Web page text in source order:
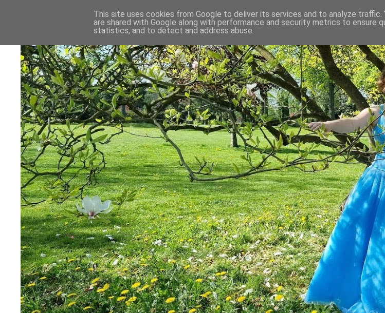
This site uses cookies from Google to deliver its services and to analyze traffic.
are shared with Google along with performance and security metrics to ensure
statistics, and to detect and address abuse.